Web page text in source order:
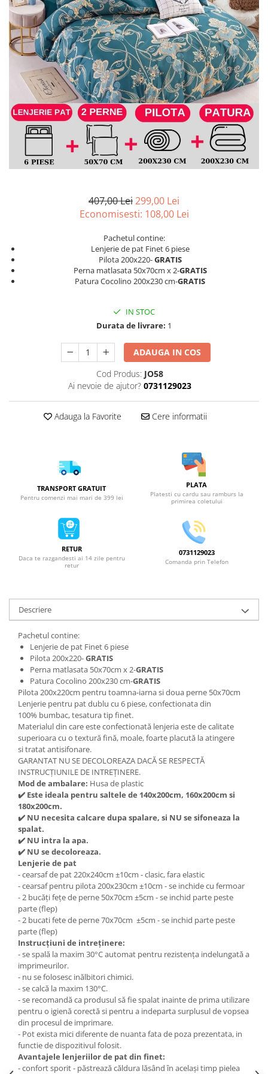
Lenjerii de pat Bumbac Poplin
Lenjerii de pat Catifea
Lenjerii de pat Damasc
Lenjerii de pat Finet + 2 Draperii
Lenjerii de pat Finet cu PLIURI
Lenjerii de pat finet Home
Lenjerii de pat Saten 4 piese cu
elastic
407,00 Lei299,00 Lei
Economisesti: 108,00 Lei
Pachetul contine:
Lenjerie de pat Finet 6 piese
Pilota 200x220-GRATIS
Perna matlasata 50x70cm x 2-GRATIS
Patura Cocolino 200x230 cm-GRATIS
IN STOC
Durata de livrare: 1
ADAUGA IN COS
Cod Produs: JO58
Ai nevoie de ajutor? 0731129023
Adauga la Favorite Cere informatii
TRANSPORT GRATUIT
Pentru comenzi mai mari de 399 lei
PLATA
Platesti cu cardu sau ramburs la
primirea coletului
RETUR
Daca te razgandesti ai 14 zile pentru
retur
0731129023
Comanda prin Telefon
Descriere
Pachetul contine:
Lenjerie de pat Finet 6 piese
Pilota 200x220-GRATIS
Perna matlasata 50x70cm x 2-GRATIS
Patura Cocolino 200x230 cm-GRATIS
Pilota 200x220cm pentru toamna-iarna si doua perne 50x70cm
Lenjerie pentru pat dublu cu 6 piese, confectionata din
100% bumbac, tesatura tip finet.
Materialul din care este confectionată lenjeria este de calitate
superioara cu o textură fină, moale, foarte placută la atingere
si tratat antisifonare.
GARANTAT NU SE DECOLOREAZA DACĂ SE RESPECTĂ
INSTRUCȚIUNILE DE INTREȚINERE.
Mod de ambalare: Husa de plastic
✔ ️ Este ideala pentru saltele de 140x200cm, 160x200cm si
180x200cm.
✔ ️ NU necesita calcare dupa spalare, si NU se sifoneaza la
spalat.
✔ ️ NU intra la apa.
✔ ️ NU se decoloreaza.
Lenjerie de pat
- cearsaf de pat 220x240cm ±10cm - clasic, fara elastic
- cearsaf pentru pilota 200x230cm ±10cm - se inchide cu fermoar
- 2 bucăți fețe de perne 50x70cm ±5cm - se inchid parte peste
parte (flep)
- 2 bucati fete de perne 70x70cm ±5cm - se inchid parte peste
parte (flep)
Instrucțiuni de intreținere:
- se spală la maxim 30°C automat pentru rezistența indelungată a
imprimeurilor.
- nu se folosesc inălbitori chimici.
- se calcă la maxim 130°C.
- se recomandă ca produsul să fie spalat inainte de prima utilizare
pentru o igienă corectă si pentru a indeparta surplusul de vopsea
din procesul de imprimare.
- Pot exista mici diferente de nuanta fata de poza prezentata, in
functie de dispozitivul folosit.
Avantajele lenjeriilor de pat din finet:
- confort sporit - păstrează căldura lăsând în același timp pielea